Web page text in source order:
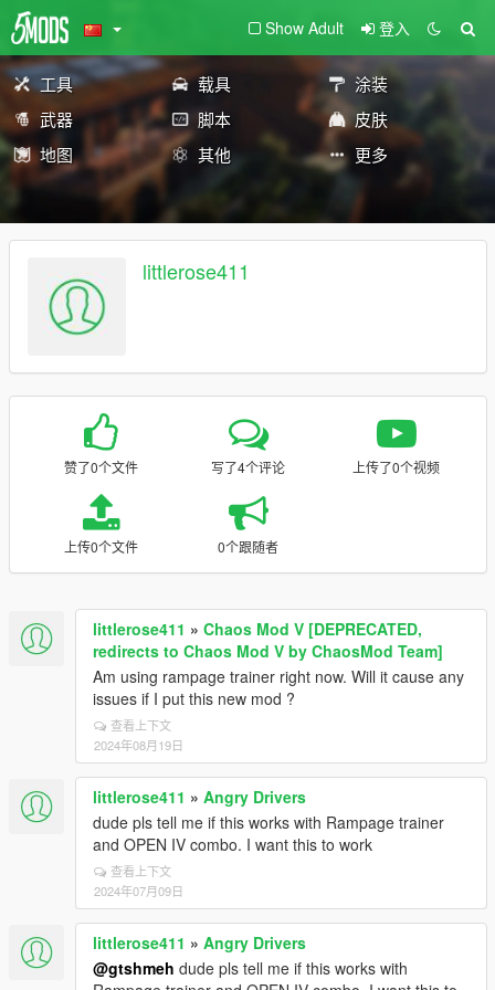
Show Adult 登入
工具 载具
涂装
武器
脚本
皮肤
地图
其他 更多
littlerose411
赞了0个文件 写了4个评论 上传了0个视频
上传0个文件 0个跟随者
littlerose411 » Chaos Mod V [DEPRECATED,
redirects to Chaos Mod V by ChaosMod Team]
Am using rampage trainer right now. Will it cause any
issues if I put this new mod ?
查看上下文
2024年08月19日
littlerose411 » Angry Drivers
dude pls tell me if this works with Rampage trainer
and OPEN IV combo. I want this to work
查看上下文
2024年07月09日
littlerose411 » Angry Drivers
@gtshmeh dude pls tell me if this works with